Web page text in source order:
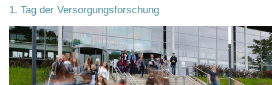
1. Tag der Versorgungsforschung